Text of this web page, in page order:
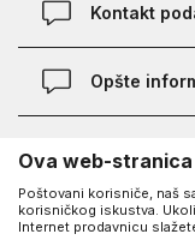
Kontakt
Chat
Opšte
Najčešća pitanja
Kako kupiti
O Under
O nama - priča o UA
UA Social
Ova web-
Poštovani korisniče, naš
korisničkog iskustva.
Internet prodavnicu